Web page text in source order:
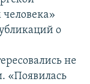
о
не
«Появилась